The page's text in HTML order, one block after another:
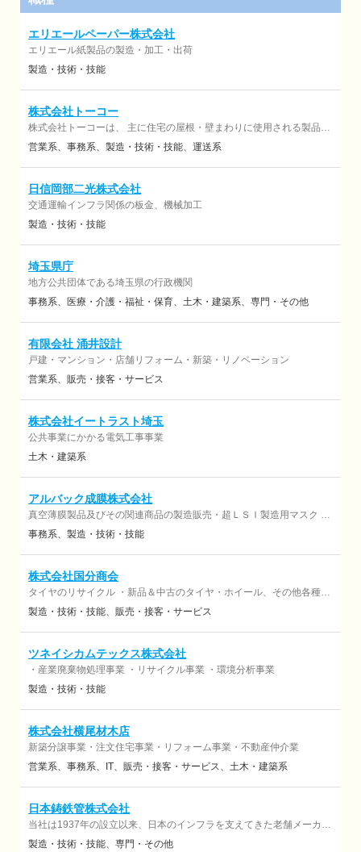
エリエールペーパー株式会社
エリエール紙製品の製造・加工・出荷
製造・技術・技能
株式会社トーコー
株式会社トーコーは、 主に住宅の屋根・壁まわりに使用される製品の
開発・製造・販売を行う建築資材メーカーです。
営業系 事務系 製造・技術・技能 運送系
日信岡部二光株式会社
交通運輸インフラ関係の板金、機械加工
製造・技術・技能
埼玉県庁
地方公共団体である埼玉県の行政機関
事務系
医療・介護・福祉・保育 土木・建築系 専門・その他
有限会社 涌井設計
戸建・マンション・店舗リフォーム・新築・リノベーション
営業系
販売・接客・サービス
株式会社イートラスト埼玉
公共事業にかかる電気工事事業
土木・建築系
アルバック成膜株式会社
真空薄膜製品及びその関連商品の製造販売・超ＬＳＩ製造用マスク ブ
ランクス・ＬＣＤ（液晶）用等ラージマスクブランクス
事務系 製造・技術・技能
株式会社国分商会
タイヤのリサイクル ・新品＆中古のタイヤ・ホイール、その他各種カ
ー用品の小売り・卸販売 ・乗用車、小型～大型トラック、フォークリ
仕分・回収
製造・技術・技能 販売・接客・サービス
ツネイシカムテックス株式会社
・産業廃棄物処理事業 ・リサイクル事業 ・環境分析事業
製造・技術・技能
株式会社横尾材木店
新築分譲事業・注文住宅事業・リフォーム事業・不動産仲介業
営業系
事務系 IT 販売・接客・サービス 土木・建築系
日本鋳鉄管株式会社
当社は1937年の設立以来、日本のインフラを支えてきた老舗メーカー
です。 鋳鉄管（水道管）メーカーとして、ダクタイル鉄管や鉄蓋、 ガ
製造・技術・技能 専門・その他